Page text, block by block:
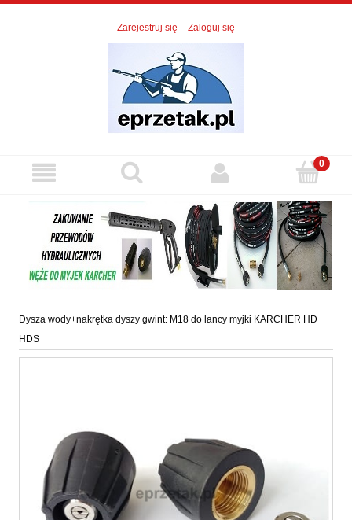
Zarejestruj się Zaloguj się
Dysza wody+nakrętka dyszy gwint: M18 do lancy myjki KARCHER HD
HDS